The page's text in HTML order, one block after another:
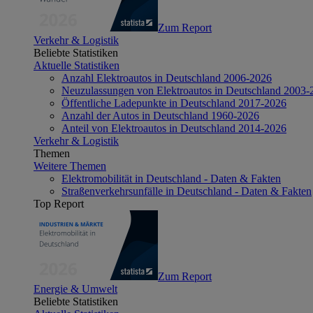
Zum Report
Verkehr & Logistik
Beliebte Statistiken
Aktuelle Statistiken
Anzahl Elektroautos in Deutschland 2006-2026
Neuzulassungen von Elektroautos in Deutschland 2003-
Öffentliche Ladepunkte in Deutschland 2017-2026
Anzahl der Autos in Deutschland 1960-2026
Anteil von Elektroautos in Deutschland 2014-2026
Verkehr & Logistik
Themen
Weitere Themen
Elektromobilität in Deutschland - Daten & Fakten
Straßenverkehrsunfälle in Deutschland - Daten & Fakten
Top Report
Zum Report
Energie & Umwelt
Beliebte Statistiken